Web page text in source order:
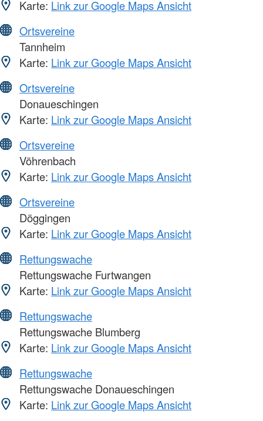
Karte: Link zur Google Maps Ansicht
Ortsvereine
Tannheim
Karte: Link zur Google Maps Ansicht
Ortsvereine
Donaueschingen
Karte: Link zur Google Maps Ansicht
Ortsvereine
Vöhrenbach
Karte: Link zur Google Maps Ansicht
Ortsvereine
Döggingen
Karte: Link zur Google Maps Ansicht
Rettungswache
Rettungswache Furtwangen
Karte: Link zur Google Maps Ansicht
Rettungswache
Rettungswache Blumberg
Karte: Link zur Google Maps Ansicht
Rettungswache
Rettungswache Donaueschingen
Karte: Link zur Google Maps Ansicht